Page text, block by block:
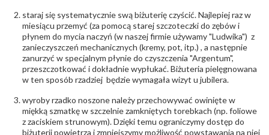
staraj się systematycznie swą biżuterię czyścić. Najlepiej raz w
miesiącu przemyć (za pomocą starej szczoteczki do zębów i
płynem do mycia naczyń (w naszej firmie używamy "Ludwika") z
zanieczyszczeń mechanicznych (kremy, pot, itp.) , a następnie
zanurzyć w specjalnym płynie do czyszczenia "Argentum",
przeszczotkować i dokładnie wypłukać. Biżuteria pielęgnowana
w ten sposób rzadziej będzie wymagała wizyt u jubilera.
wyroby rzadko noszone należy przechowywać owinięte w
miękką szmatkę w szczelnie zamkniętych torebkach (np. foliowe
z zaciskiem strunowym). Dzięki temu ograniczymy dostęp do
biżuterii powietrza i zmniejszymy możliwość powstawania na niej